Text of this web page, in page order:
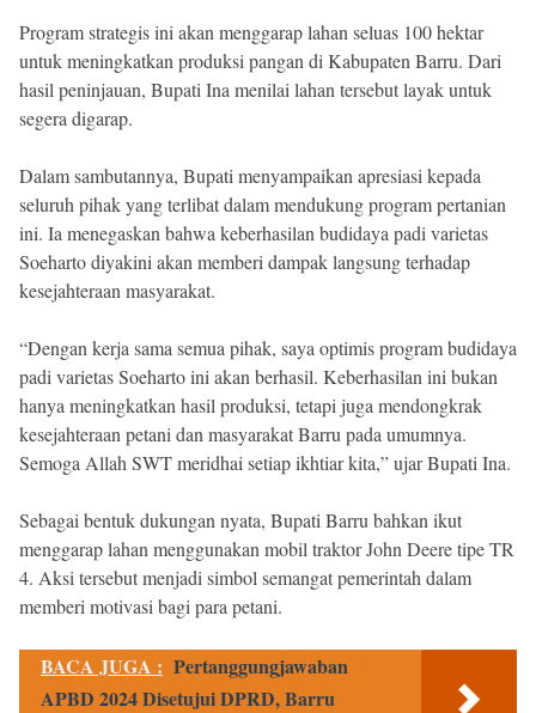
Program strategis ini akan menggarap lahan seluas 100 hektar
untuk meningkatkan produksi pangan di Kabupaten Barru. Dari
hasil peninjauan, Bupati Ina menilai lahan tersebut layak untuk
segera digarap.
Dalam sambutannya, Bupati menyampaikan apresiasi kepada
seluruh pihak yang terlibat dalam mendukung program pertanian
ini. Ia menegaskan bahwa keberhasilan budidaya padi varietas
Soeharto diyakini akan memberi dampak langsung terhadap
kesejahteraan masyarakat.
“Dengan kerja sama semua pihak, saya optimis program budidaya
padi varietas Soeharto ini akan berhasil. Keberhasilan ini bukan
hanya meningkatkan hasil produksi, tetapi juga mendongkrak
kesejahteraan petani dan masyarakat Barru pada umumnya.
Semoga Allah SWT meridhai setiap ikhtiar kita,” ujar Bupati Ina.
Sebagai bentuk dukungan nyata, Bupati Barru bahkan ikut
menggarap lahan menggunakan mobil traktor John Deere tipe TR
4. Aksi tersebut menjadi simbol semangat pemerintah dalam
memberi motivasi bagi para petani.
BACA JUGA : Pertanggungjawaban
APBD 2024 Disetujui DPRD, Barru